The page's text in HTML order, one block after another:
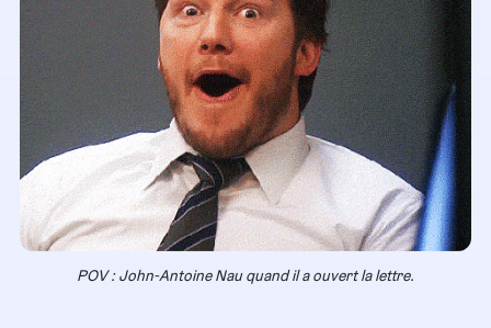
POV : John-Antoine Nau quand il a ouvert la lettre.